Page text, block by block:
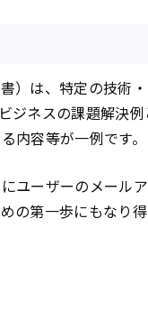
書）は、特定の技術
ジネスの課題解決例
内容等が一例です。
ユーザーのメール
の第一歩にもなり得